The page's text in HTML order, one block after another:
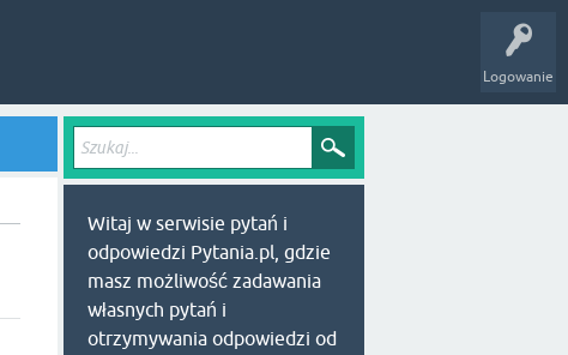
Logowanie
Witaj w serwisie pytań i
odpowiedzi Pytania.pl, gdzie
masz możliwość zadawania
własnych pytań i
otrzymywania odpowiedzi od